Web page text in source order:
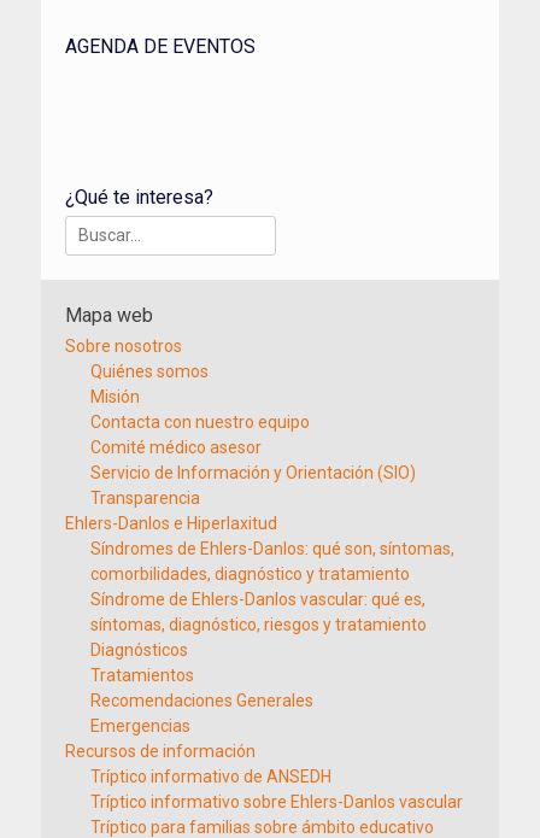
AGENDA DE EVENTOS
¿Qué te interesa?
Buscar:
Mapa web
Sobre nosotros
Quiénes somos
Misión
Contacta con nuestro equipo
Comité médico asesor
Servicio de Información y Orientación (SIO)
Transparencia
Ehlers-Danlos e Hiperlaxitud
Síndromes de Ehlers-Danlos: qué son, síntomas,
comorbilidades, diagnóstico y tratamiento
Síndrome de Ehlers-Danlos vascular: qué es,
síntomas, diagnóstico, riesgos y tratamiento
Diagnósticos
Tratamientos
Recomendaciones Generales
Emergencias
Recursos de información
Tríptico informativo de ANSEDH
Tríptico informativo sobre Ehlers-Danlos vascular
Tríptico para familias sobre ámbito educativo